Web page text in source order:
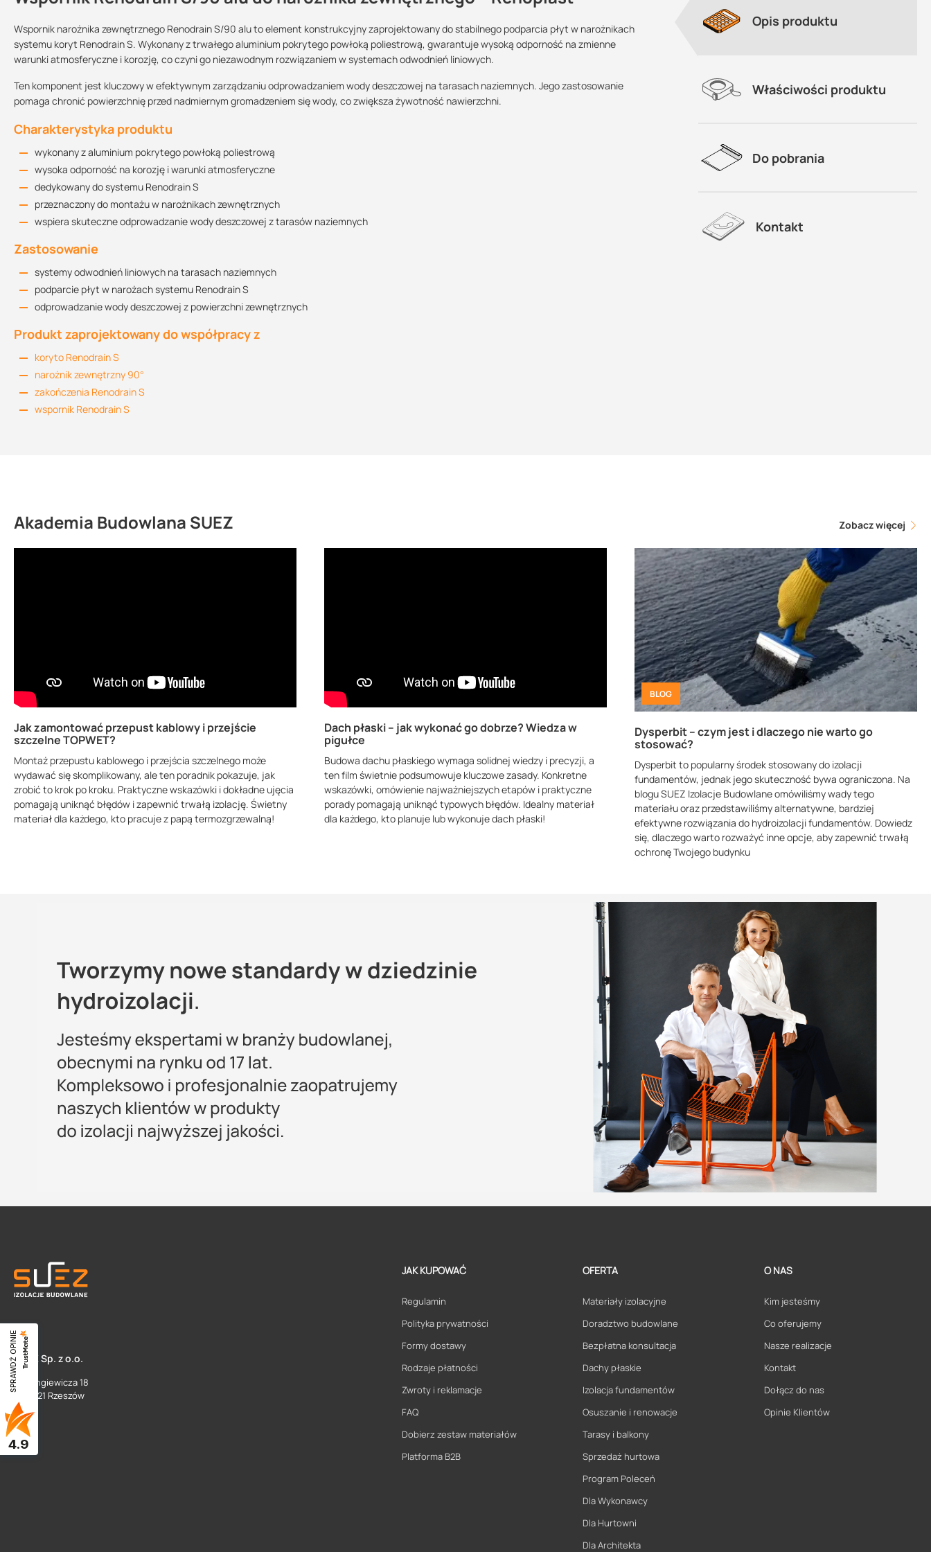
Wspornik narożnika zewnętrznego Renodrain S/90 alu to element konstrukcyjny zaprojektowany do stabilnego podparcia płyt w narożnikach
systemu koryt Renodrain S. Wykonany z trwałego aluminium pokrytego powłoką poliestrową, gwarantuje wysoką odporność na zmienne
warunki atmosferyczne i korozję, co czyni go niezawodnym rozwiązaniem w systemach odwodnień liniowych.
Ten komponent jest kluczowy w efektywnym zarządzaniu odprowadzaniem wody deszczowej na tarasach naziemnych. Jego zastosowanie
pomaga chronić powierzchnię przed nadmiernym gromadzeniem się wody, co zwiększa żywotność nawierzchni.
Charakterystyka produktu
wykonany z aluminium pokrytego powłoką poliestrową
wysoka odporność na korozję i warunki atmosferyczne
dedykowany do systemu Renodrain S
przeznaczony do montażu w narożnikach zewnętrznych
wspiera skuteczne odprowadzanie wody deszczowej z tarasów naziemnych
Zastosowanie
systemy odwodnień liniowych na tarasach naziemnych
podparcie płyt w narożach systemu Renodrain S
odprowadzanie wody deszczowej z powierzchni zewnętrznych
Produkt zaprojektowany do współpracy z
koryto Renodrain S
narożnik zewnętrzny 90°
zakończenia Renodrain S
wspornik Renodrain S
Sprzedajemy na:
sztuki
Podlega zwrotowi?:
tak
Instrukcja montażu
Informacja techniczna
Maszy pytania lub wątpliwości?
Skontaktuj się z nami
Opis produktu
Właściwości produktu
Do pobrania
Kontakt
Akademia Budowlana SUEZ Zobacz więcej
Jak zamontować przepust kablowy i przejście
szczelne TOPWET?
Montaż przepustu kablowego i przejścia szczelnego może
wydawać się skomplikowany, ale ten poradnik pokazuje, jak
zrobić to krok po kroku. Praktyczne wskazówki i dokładne ujęcia
pomagają uniknąć błędów i zapewnić trwałą izolację. Świetny
materiał dla każdego, kto pracuje z papą termozgrzewalną!
Dach płaski – jak wykonać go dobrze? Wiedza w
pigułce
Budowa dachu płaskiego wymaga solidnej wiedzy i precyzji, a
ten film świetnie podsumowuje kluczowe zasady. Konkretne
wskazówki, omówienie najważniejszych etapów i praktyczne
porady pomagają uniknąć typowych błędów. Idealny materiał
dla każdego, kto planuje lub wykonuje dach płaski!
BLOG
Dysperbit – czym jest i dlaczego nie warto go
stosować?
Dysperbit to popularny środek stosowany do izolacji
fundamentów, jednak jego skuteczność bywa ograniczona. Na
blogu SUEZ Izolacje Budowlane omówiliśmy wady tego
materiału oraz przedstawiliśmy alternatywne, bardziej
efektywne rozwiązania do hydroizolacji fundamentów. Dowiedz
się, dlaczego warto rozważyć inne opcje, aby zapewnić trwałą
ochronę Twojego budynku
SUEZ Sp. z o.o.
ul. Langiewicza 18
35 - 021 Rzeszów
JAK KUPOWAĆ
Regulamin
Polityka prywatności
Formy dostawy
Rodzaje płatności
Zwroty i reklamacje
FAQ
Dobierz zestaw materiałów
Platforma B2B
OFERTA
Materiały izolacyjne
Doradztwo budowlane
Bezpłatna konsultacja
Dachy płaskie
Izolacja fundamentów
Osuszanie i renowacje
Tarasy i balkony
Sprzedaż hurtowa
Program Poleceń
Dla Wykonawcy
Dla Hurtowni
Dla Architekta
O NAS
Kim jesteśmy
Co oferujemy
Nasze realizacje
Kontakt
Dołącz do nas
Opinie Klientów
SPRAWDŹ OPINIE
4.9